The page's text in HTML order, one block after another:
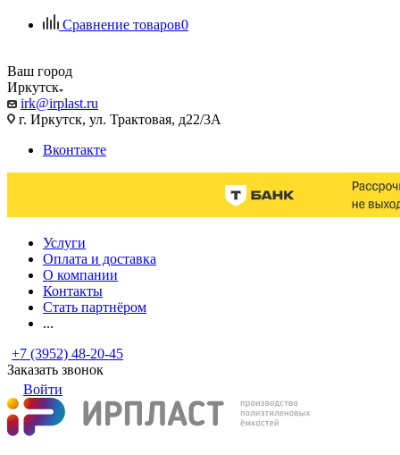
Сравнение товаров0
Ваш город
Иркутск
irk@irplast.ru
г. Иркутск, ул. Трактовая, д22/3А
Вконтакте
Услуги
Оплата и доставка
О компании
Контакты
Стать партнёром
...
+7 (3952) 48-20-45
Заказать звонок
Войти